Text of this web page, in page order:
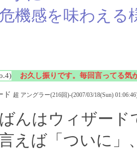
機感を味わえる
お久し振りです。毎回言ってる気
ド 超 アングラー(216回)-(2007/03/18(Sun)
んはウィザード
えば「ついに」